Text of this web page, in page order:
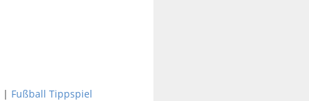
| Fußball Tippspiel